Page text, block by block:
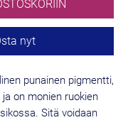
nyt
punainen pigmentti,
on monien ruokien
Sitä voidaan